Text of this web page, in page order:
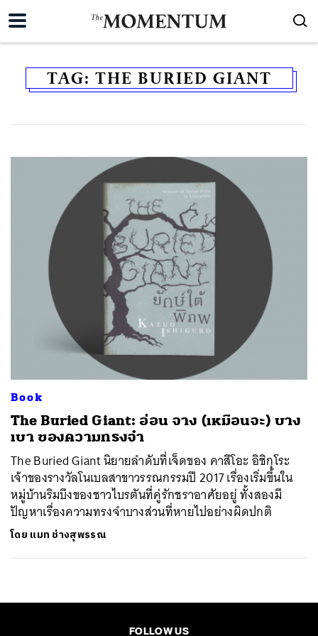
TAG: THE BURIED GIANT
Book
The Buried Giant: อ่อน จาง (เหมือนจะ) บาง
เบา ของความทรงจำ
The Buried Giant นิยายลำดับที่เจ็ดของ คาสึโอะ อิชิกุโระ
เจ้าของรางวัลโนเบลสาขาวรรณกรรมปี 2017 เรื่องเริ่มขึ้นใน
หมู่บ้านริมบึงของชาวไบรตันที่คู่รักชราอาศัยอยู่ ทั้งสองมี
ปัญหาเรื่องความทรงจำบางส่วนที่หายไปอย่างผิดปกติ
โดย แมท ช่างสุพรรณ
FOLLOW US
TWEET LINE